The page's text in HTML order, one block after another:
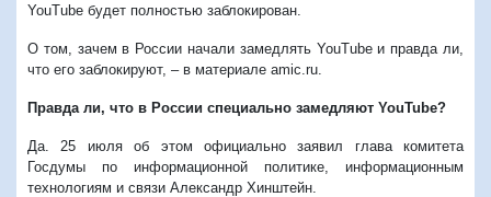
YouTube будет полностью заблокирован.
О том, зачем в России начали замедлять YouTube и правда ли,
что его заблокируют, – в материале amic.ru.
Правда ли, что в России специально замедляют YouTube?
Да. 25 июля об этом официально заявил глава комитета
Госдумы по информационной политике, информационным
технологиям и связи Александр Хинштейн.